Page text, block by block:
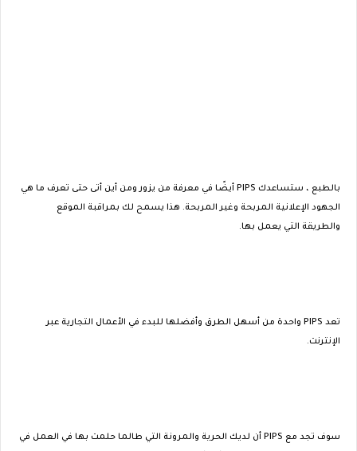
بالطبع ، ستساعدك PIPS أيضًا في معرفة من يزور ومن أين أتى حتى تعرف ما هي
الجهود الإعلانية المربحة وغير المربحة. هذا يسمح لك بمراقبة الموقع
والطريقة التي يعمل بها.
تعد PIPS واحدة من أسهل الطرق وأفضلها للبدء في الأعمال التجارية عبر
الإنترنت.
سوف تجد مع PIPS أن لديك الحرية والمرونة التي طالما حلمت بها في العمل في